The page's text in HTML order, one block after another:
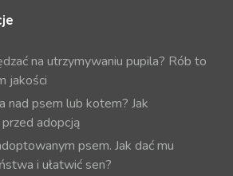
na utrzymywaniu pupila? Rób to
jakości
nad psem lub kotem? Jak
adopcją
psem. Jak dać mu
i ułatwić sen?